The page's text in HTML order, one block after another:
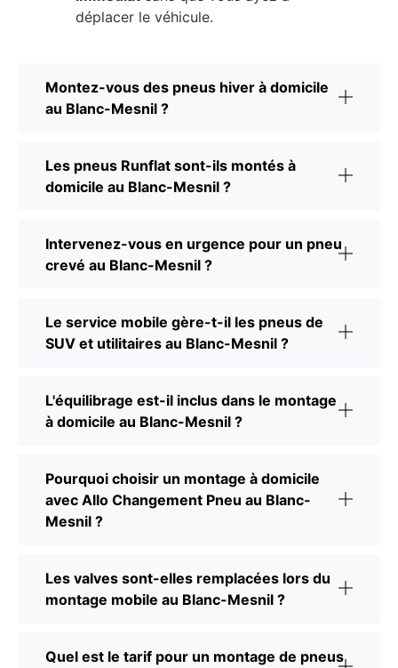
déplacer le véhicule.
Montez-vous des pneus hiver à domicile
au Blanc-Mesnil ?
Les pneus Runflat sont-ils montés à
domicile au Blanc-Mesnil ?
Intervenez-vous en urgence pour un pneu
crevé au Blanc-Mesnil ?
Le service mobile gère-t-il les pneus de
SUV et utilitaires au Blanc-Mesnil ?
L'équilibrage est-il inclus dans le montage
à domicile au Blanc-Mesnil ?
Pourquoi choisir un montage à domicile
avec Allo Changement Pneu au Blanc-
Mesnil ?
Les valves sont-elles remplacées lors du
montage mobile au Blanc-Mesnil ?
Quel est le tarif pour un montage de pneus